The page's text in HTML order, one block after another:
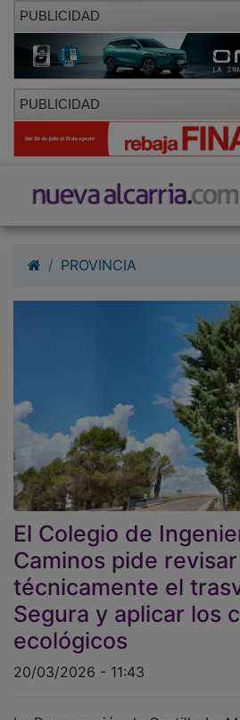
PUBLICIDAD
PUBLICIDAD
El Colegio de
Caminos pide revisar
técnicamente el
Segura y aplicar los
ecológicos
20/03/2026 - 11:43